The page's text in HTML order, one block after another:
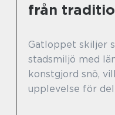
från
Gatloppet skiljer
stadsmiljö med
konstgjord snö,
upplevelse för